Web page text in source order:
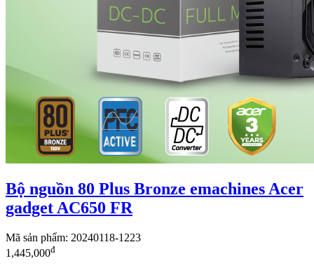
Bộ nguồn 80 Plus Bronze emachines Acer
gadget AC650 FR
Mã sản phẩm: 20240118-1223
1,445,000đ